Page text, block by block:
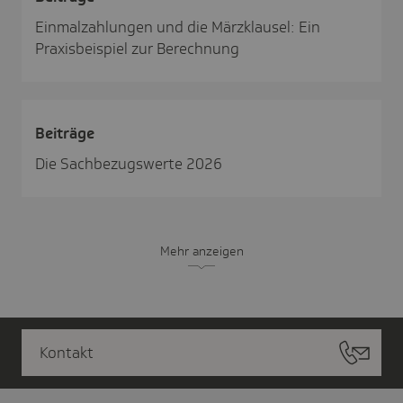
Einmalzahlungen und die Märzklausel: Ein
Praxisbeispiel zur Berechnung
Beiträge
Die Sachbezugswerte 2026
Mehr anzeigen
Kontakt